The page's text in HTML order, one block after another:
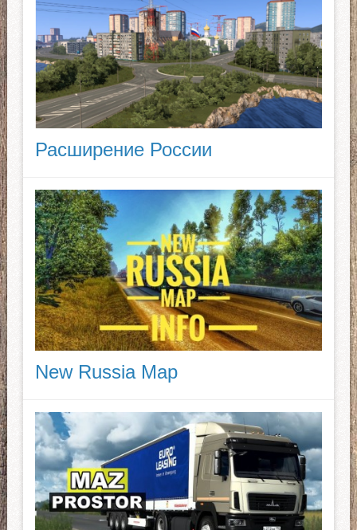
Расширение России
New Russia Map